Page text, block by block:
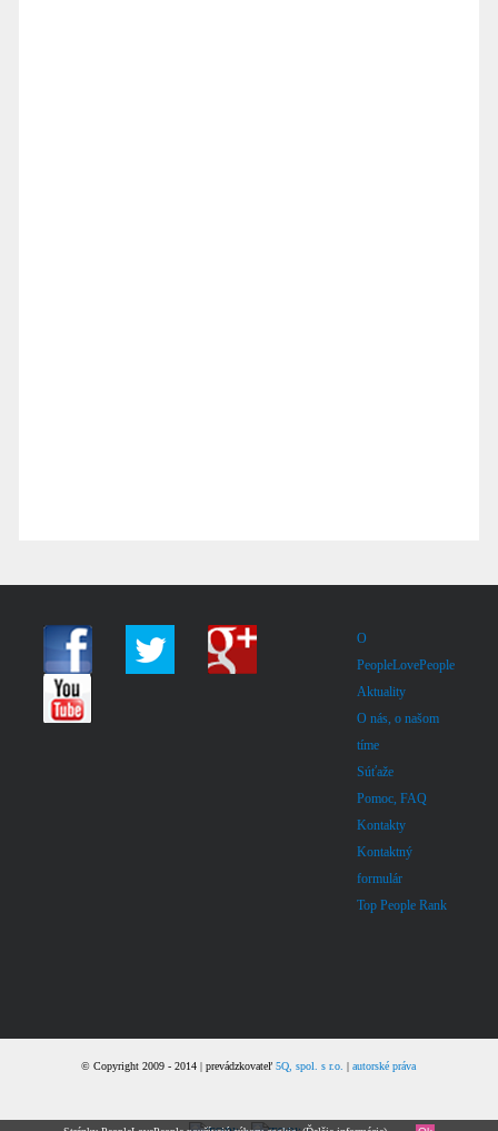
O
PeopleLovePeople
Aktuality
O nás, o našom
tíme
Súťaže
Pomoc, FAQ
Kontakty
Kontaktný
formulár
Top People Rank
© Copyright 2009 - 2014 | prevádzkovateľ5Q, spol. s r.o. |autorské práva